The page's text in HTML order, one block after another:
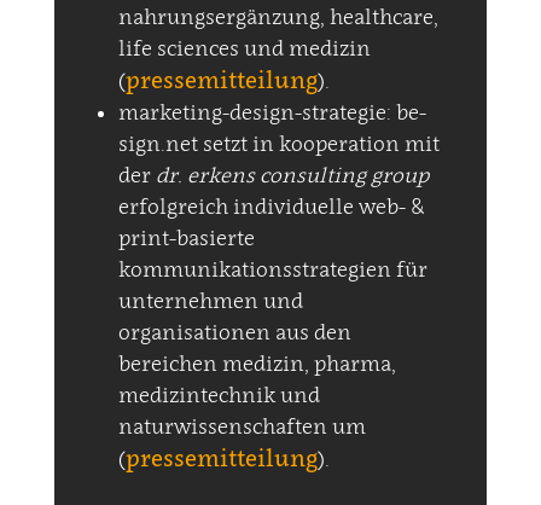
nahrungsergänzung, healthcare,
life sciences und medizin
(pressemitteilung).
marketing-design-strategie: be-
sign.net setzt in kooperation mit
der dr. erkens consulting group
erfolgreich individuelle web- &
print-basierte
kommunikationsstrategien für
unternehmen und
organisationen aus den
bereichen medizin, pharma,
medizintechnik und
naturwissenschaften um
(pressemitteilung).